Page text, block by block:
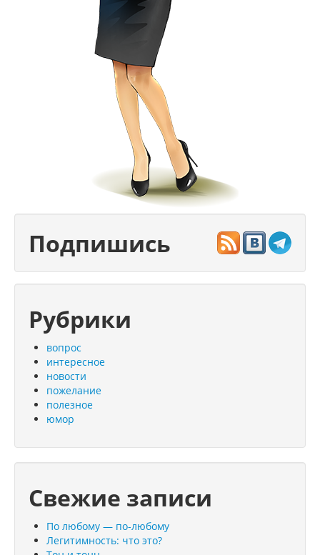
Подпишись
Рубрики
вопрос
интересное
новости
пожелание
полезное
юмор
Свежие записи
По любому — по-любому
Легитимность: что это?